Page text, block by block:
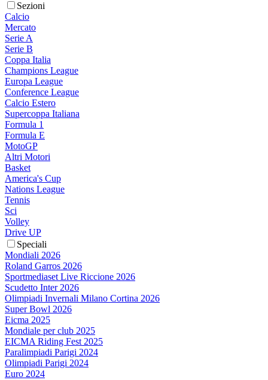
Sezioni
Calcio
Mercato
Serie A
Serie B
Coppa Italia
Champions League
Europa League
Conference League
Calcio Estero
Supercoppa Italiana
Formula 1
Formula E
MotoGP
Altri Motori
Basket
America's Cup
Nations League
Tennis
Sci
Volley
Drive UP
Speciali
Mondiali 2026
Roland Garros 2026
Sportmediaset Live Riccione 2026
Scudetto Inter 2026
Olimpiadi Invernali Milano Cortina 2026
Super Bowl 2026
Eicma 2025
Mondiale per club 2025
EICMA Riding Fest 2025
Paralimpiadi Parigi 2024
Olimpiadi Parigi 2024
Euro 2024